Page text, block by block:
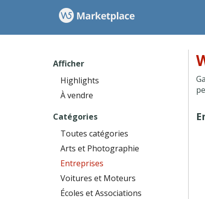
Afficher
Highlights
À vendre
Catégories
Toutes catégories
Arts et Photographie
Entreprises
Voitures et Moteurs
Écoles et Associations